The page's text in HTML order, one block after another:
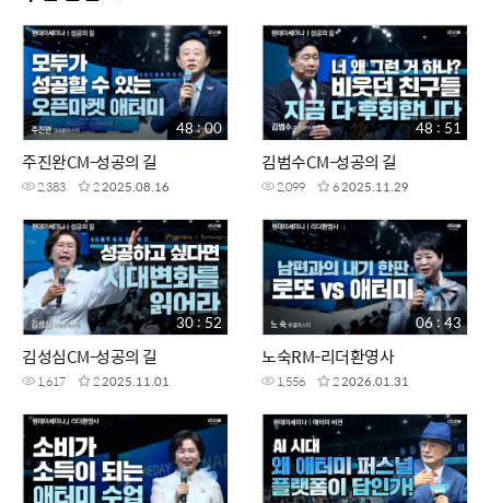
주진완CM-성공의 길
2,383 22025.08.16
48 : 00
김범수CM-성공의 길
2,099 62025.11.29
48 : 51
김성심CM-성공의 길
1,617 22025.11.01
30 : 52
노숙RM-리더환영사
1,556 22026.01.31
06 : 43